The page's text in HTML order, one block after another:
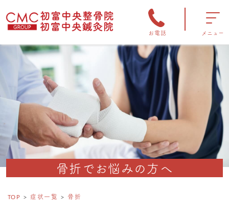
お電話 メニュー
骨折でお悩みの方へ
TOP 症状一覧 骨折